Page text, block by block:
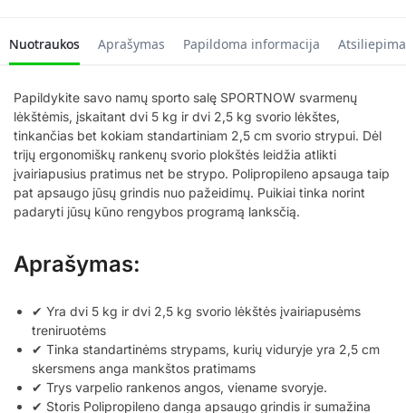
Nuotraukos Aprašymas Papildoma informacija
Papildykite savo namų sporto salę SPORTNOW svarmenų
lėkštėmis, įskaitant dvi 5 kg ir dvi 2,5 kg svorio lėkštes,
tinkančias bet kokiam standartiniam 2,5 cm svorio strypui. Dėl
trijų ergonomiškų rankenų svorio plokštės leidžia atlikti
įvairiapusius pratimus net be strypo. Polipropileno apsauga taip
pat apsaugo jūsų grindis nuo pažeidimų. Puikiai tinka norint
padaryti jūsų kūno rengybos programą lanksčią.
Aprašymas:
✔ Yra dvi 5 kg ir dvi 2,5 kg svorio lėkštės įvairiapusėms
treniruotėms
✔ Tinka standartinėms strypams, kurių viduryje yra 2,5 cm
skersmens anga mankštos pratimams
✔ Trys varpelio rankenos angos, viename svoryje.
✔ Storis Polipropileno danga apsaugo grindis ir sumažina